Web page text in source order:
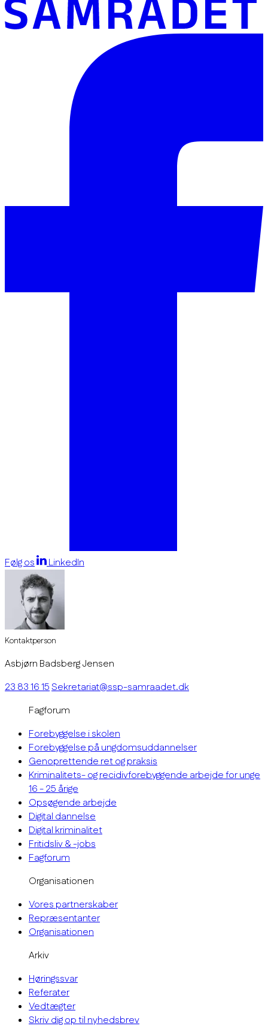
Følg os LinkedIn
Kontaktperson
Asbjørn Badsberg Jensen
23 83 16 15Sekretariat@ssp-samraadet.dk
Fagforum
Forebyggelse i skolen
Forebyggelse på ungdomsuddannelser
Genoprettende ret og praksis
Kriminalitets- og recidivforebyggende arbejde for unge
16 - 25 årige
Opsøgende arbejde
Digital dannelse
Digital kriminalitet
Fritidsliv & -jobs
Fagforum
Organisationen
Vores partnerskaber
Repræsentanter
Organisationen
Arkiv
Høringssvar
Referater
Vedtægter
Skriv dig op til nyhedsbrev